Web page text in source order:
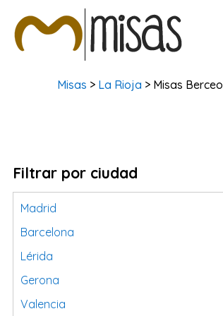
Misas > La Rioja > Misas Berceo
Filtrar por ciudad
Madrid
Barcelona
Lérida
Gerona
Valencia